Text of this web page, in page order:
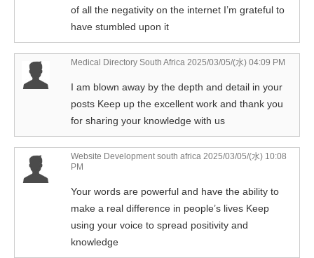
of all the negativity on the internet I’m grateful to
have stumbled upon it
Medical Directory South Africa 2025/03/05/(水) 04:09 PM
I am blown away by the depth and detail in your
posts Keep up the excellent work and thank you
for sharing your knowledge with us
Website Development south africa 2025/03/05/(水) 10:08
PM
Your words are powerful and have the ability to
make a real difference in people’s lives Keep
using your voice to spread positivity and
knowledge